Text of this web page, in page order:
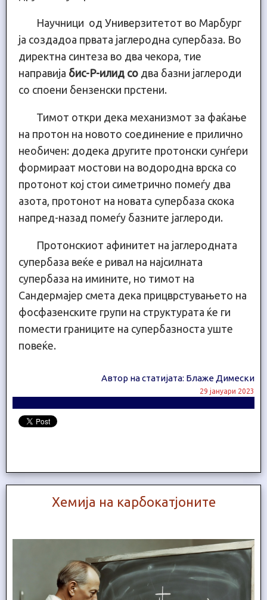
Научници од Универзитетот во Марбург
ја создадоа првата јаглеродна супербаза. Во
директна синтеза во два чекора, тие
направија бис-Р-илид со два базни јаглероди
со споени бензенски прстени.
Тимот откри дека механизмот за фаќање
на протон на новото соединение е прилично
необичен: додека другите протонски сунѓери
формираат мостови на водородна врска со
протонот кој стои симетрично помеѓу два
азота, протонот на новата супербаза скока
напред-назад помеѓу базните јаглероди.
Протонскиот афинитет на јаглеродната
супербаза веќе е ривал на најсилната
супербаза на имините, но тимот на
Сандермајер смета дека прицврстувањето на
фосфазенските групи на структурата ќе ги
помести границите на супербазноста уште
повеќе.
Автор на статијата: Блаже Димески
29 јануари 2023
Хемија на карбокатјоните